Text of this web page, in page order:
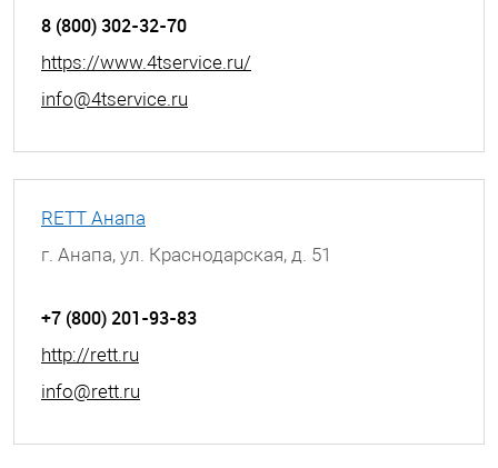
8 (800) 302-32-70
https://www.4tservice.ru/
info@4tservice.ru
RETT Анапа
г. Анапа, ул. Краснодарская, д. 51
+7 (800) 201-93-83
http://rett.ru
info@rett.ru